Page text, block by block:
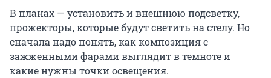
В планах — установить и внешнюю подсветку,
прожекторы, которые будут светить на стелу. Но
сначала надо понять, как композиция с
зажженными фарами выглядит в темноте и
какие нужны точки освещения.